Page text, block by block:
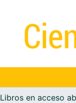
Libros en acceso